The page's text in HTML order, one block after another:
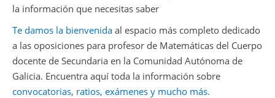
la información que necesitas saber
Te damos la bienvenida al espacio más completo dedicado
a las oposiciones para profesor de Matemáticas del Cuerpo
docente de Secundaria en la Comunidad Autónoma de
Galicia. Encuentra aquí toda la información sobre
convocatorias, ratios, exámenes y mucho más.